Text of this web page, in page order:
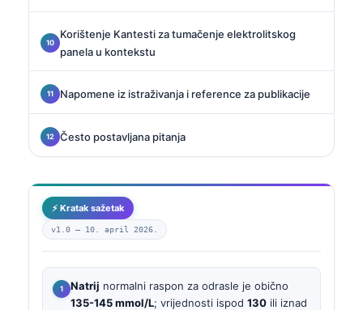
Korištenje Kantesti za tumačenje elektrolitskog
panela u kontekstu
Napomene iz istraživanja i reference za publikacije
Često postavljana pitanja
⚡ Kratak sažetak
v1.0 — 10. april 2026.
Natrij normalni raspon za odrasle je obično
135-145 mmol/L; vrijednosti ispod 130 ili iznad